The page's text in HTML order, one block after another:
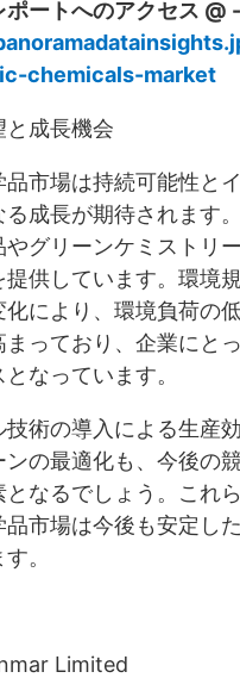
ートへのアクセス @ -
chemicals-market
成長機会
市場は持続可能性と
る成長が期待されます
やグリーンケミストリ
提供しています。環境
により、環境負荷の
まっており、企業にと
なっています。
技術の導入による生産
の最適化も、今後の
なるでしょう。これ
市場は今後も安定し
。
Limited